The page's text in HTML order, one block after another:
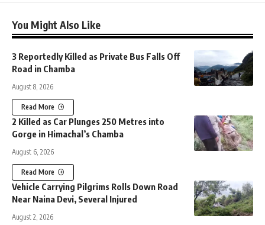
You Might Also Like
3 Reportedly Killed as Private Bus Falls Off
Road in Chamba
August 8, 2026
Read More
2 Killed as Car Plunges 250 Metres into
Gorge in Himachal’s Chamba
August 6, 2026
Read More
Vehicle Carrying Pilgrims Rolls Down Road
Near Naina Devi, Several Injured
August 2, 2026